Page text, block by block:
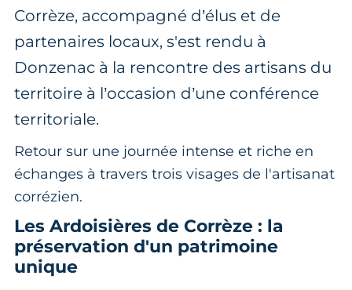
Corrèze, accompagné d’élus et de
partenaires locaux, s'est rendu à
Donzenac à la rencontre des artisans du
territoire à l’occasion d’une conférence
territoriale.
Retour sur une journée intense et riche en
échanges à travers trois visages de l'artisanat
corrézien.
Les Ardoisières de Corrèze : la
préservation d'un patrimoine
unique